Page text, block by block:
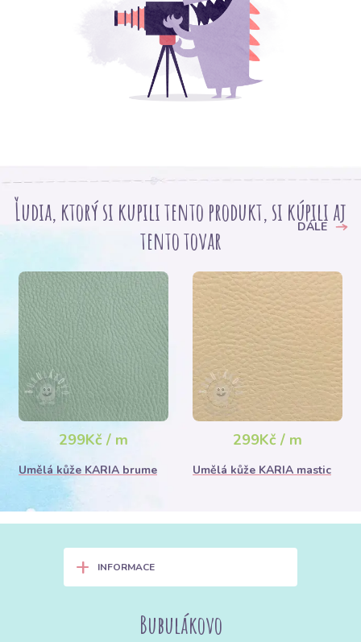
Ľudia, ktorý si kupili tento produkt, si kúpili aj
tento tovar
DÁLE
299Kč / m
Umělá kůže KARIA brume
299Kč / m
Umělá kůže KARIA mastic
+ INFORMACE
Bubulákovo